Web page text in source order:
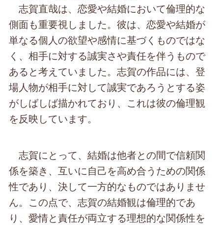
志賀直哉は、恋愛や結婚において倫理的な
側面も重要視しました。彼は、恋愛や結婚が
単なる個人の欲望や感情に基づくものではな
く、相手に対する誠実さや責任を伴うもので
あると考えていました。志賀の作品には、登
場人物が相手に対して誠実であろうとする姿
がしばしば描かれており、これは彼の倫理観
を反映しています。
志賀にとって、結婚は他者との間で信頼関
係を築き、互いに自己を高め合うための関係
性であり、決して一方的なものではありませ
ん。この点で、志賀の結婚観は倫理的であ
り、愛情と責任が両立する理想的な関係性を